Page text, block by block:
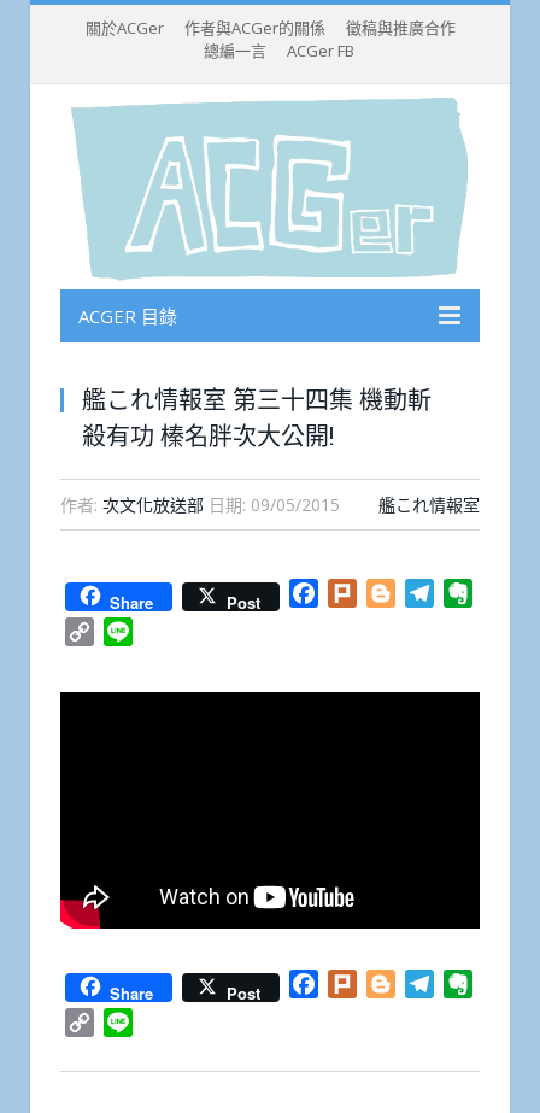
關於ACGer 作者與ACGer的關係
徵稿與推廣合作
總編一言
ACGer FB
ACGER 目錄
艦これ情報室 第三十四集 機動斬
殺有功 榛名胖次大公開!
作者: 次文化放送部 日期: 09/05/2015 艦これ情報室
Share Post Facebook
Plurk BloggerTelegram
Copy
Share Post Facebook
Plurk BloggerTelegram
Copy